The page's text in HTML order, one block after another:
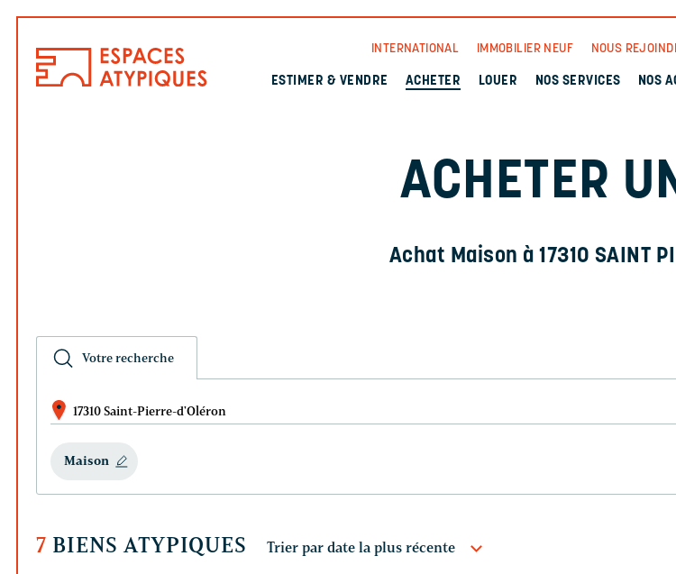
INTERNATIONAL IMMOBILIER NEUF NOUS
ESTIMER & VENDRE ACHETER LOUER NOS SERVICES NOS
ACHETER
Achat Maison à 17310 SAINT
Votre recherche
17310 Saint-Pierre-d'Oléron
Maison
7 BIENS ATYPIQUES